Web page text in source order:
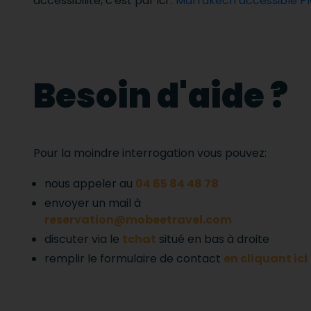
Besoin d'aide ?
Pour la moindre interrogation vous pouvez:
nous appeler au 04 65 84 48 78
envoyer un mail à
reservation@mobeetravel.com
discuter via le tchat situé en bas à droite
remplir le formulaire de contact en cliquant ici